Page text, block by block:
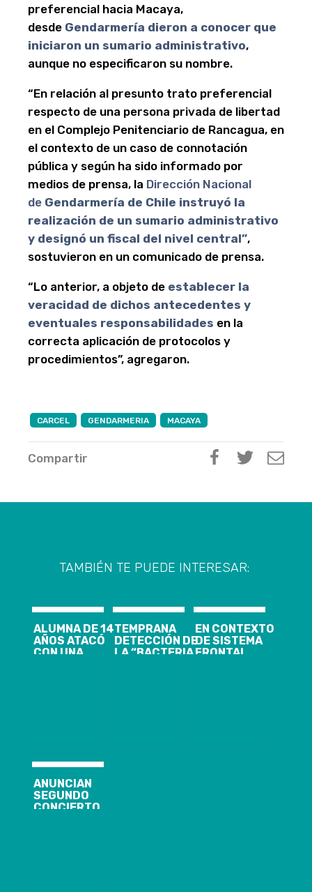
preferencial hacia Macaya,
desde Gendarmería dieron a conocer que
iniciaron un sumario administrativo,
aunque no especificaron su nombre.
“En relación al presunto trato preferencial
respecto de una persona privada de libertad
en el Complejo Penitenciario de Rancagua, en
el contexto de un caso de connotación
pública y según ha sido informado por
medios de prensa, la Dirección Nacional
de Gendarmería de Chile instruyó la
realización de un sumario administrativo
y designó un fiscal del nivel central”,
sostuvieron en un comunicado de prensa.
“Lo anterior, a objeto de establecer la
veracidad de dichos antecedentes y
eventuales responsabilidades en la
correcta aplicación de protocolos y
procedimientos”, agregaron.
CARCEL GENDARMERIA MACAYA
Compartir
TAMBIÉN TE PUEDE INTERESAR:
ALUMNA DE 14
AÑOS ATACÓ
CON UNA
TEMPRANA
DETECCIÓN DE
LA “BACTERIA
EN CONTEXTO
DE SISTEMA
FRONTAL
ANUNCIAN
SEGUNDO
CONCIERTO